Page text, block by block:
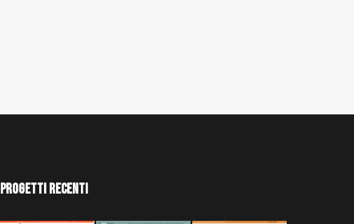
Progetti Recenti